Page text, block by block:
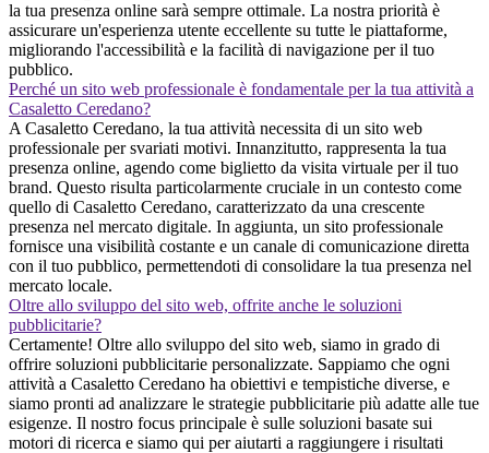
la tua presenza online sarà sempre ottimale. La nostra priorità è
assicurare un'esperienza utente eccellente su tutte le piattaforme,
migliorando l'accessibilità e la facilità di navigazione per il tuo
pubblico.
Perché un sito web professionale è fondamentale per la tua attività a
Casaletto Ceredano?
A Casaletto Ceredano, la tua attività necessita di un sito web
professionale per svariati motivi. Innanzitutto, rappresenta la tua
presenza online, agendo come biglietto da visita virtuale per il tuo
brand. Questo risulta particolarmente cruciale in un contesto come
quello di Casaletto Ceredano, caratterizzato da una crescente
presenza nel mercato digitale. In aggiunta, un sito professionale
fornisce una visibilità costante e un canale di comunicazione diretta
con il tuo pubblico, permettendoti di consolidare la tua presenza nel
mercato locale.
Oltre allo sviluppo del sito web, offrite anche le soluzioni
pubblicitarie?
Certamente! Oltre allo sviluppo del sito web, siamo in grado di
offrire soluzioni pubblicitarie personalizzate. Sappiamo che ogni
attività a Casaletto Ceredano ha obiettivi e tempistiche diverse, e
siamo pronti ad analizzare le strategie pubblicitarie più adatte alle tue
esigenze. Il nostro focus principale è sulle soluzioni basate sui
motori di ricerca e siamo qui per aiutarti a raggiungere i risultati